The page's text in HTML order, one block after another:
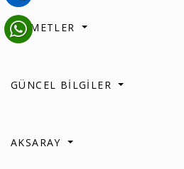
HİZMETLER
GÜNCEL BİLGİLER
AKSARAY